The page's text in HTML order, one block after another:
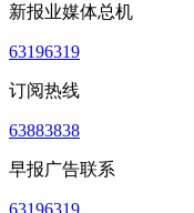
新报业媒体总机
63196319
订阅热线
63883838
早报广告联系
63196319